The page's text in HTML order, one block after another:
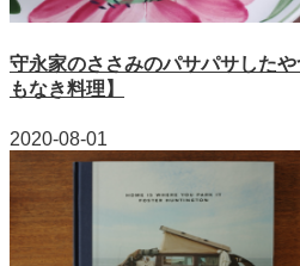
守永家のささみのパサパサした
もなき料理】
2020-08-01